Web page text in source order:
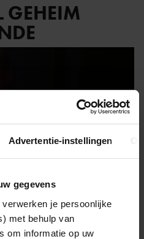
Advertentie-instellingen
gegevens
verwerken je persoonlijke
met behulp van
om informatie op uw
GEHEIM